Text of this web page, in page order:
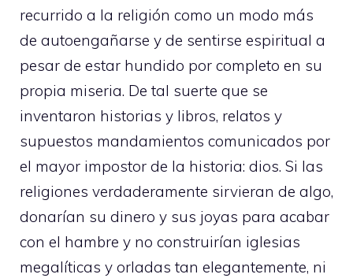
recurrido a la religión como un modo más
de autoengañarse y de sentirse espiritual a
pesar de estar hundido por completo en su
propia miseria. De tal suerte que se
inventaron historias y libros, relatos y
supuestos mandamientos comunicados por
el mayor impostor de la historia: dios. Si las
religiones verdaderamente sirvieran de algo,
donarían su dinero y sus joyas para acabar
con el hambre y no construirían iglesias
megalíticas y orladas tan elegantemente, ni